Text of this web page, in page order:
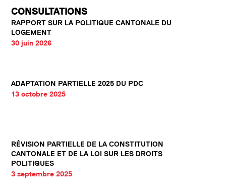
CONSULTATIONS
RAPPORT SUR LA POLITIQUE CANTONALE DU
LOGEMENT
30 juin 2026
ADAPTATION PARTIELLE 2025 DU PDC
13 octobre 2025
RÉVISION PARTIELLE DE LA CONSTITUTION
CANTONALE ET DE LA LOI SUR LES DROITS
POLITIQUES
3 septembre 2025